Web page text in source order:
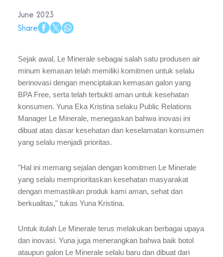
June 2023
Share
Sejak awal, Le Minerale sebagai salah satu produsen air
minum kemasan telah memiliki komitmen untuk selalu
berinovasi dengan menciptakan kemasan galon yang
BPA Free, serta telah terbukti aman untuk kesehatan
konsumen. Yuna Eka Kristina selaku Public Relations
Manager Le Minerale, menegaskan bahwa inovasi ini
dibuat atas dasar kesehatan dan keselamatan konsumen
yang selalu menjadi prioritas.
"Hal ini memang sejalan dengan komitmen Le Minerale
yang selalu memprioritaskan kesehatan masyarakat
dengan memastikan produk kami aman, sehat dan
berkualitas," tukas Yuna Kristina.
Untuk itulah Le Minerale terus melakukan berbagai upaya
dan inovasi. Yuna juga menerangkan bahwa baik botol
ataupun galon Le Minerale selalu baru dan dibuat dari